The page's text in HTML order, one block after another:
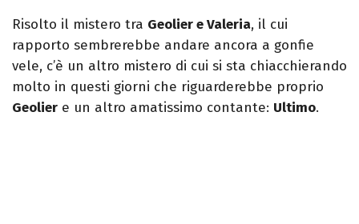
Risolto il mistero tra Geolier e Valeria, il cui
rapporto sembrerebbe andare ancora a gonfie
vele, c’è un altro mistero di cui si sta chiacchierando
molto in questi giorni che riguarderebbe proprio
Geolier e un altro amatissimo contante: Ultimo.